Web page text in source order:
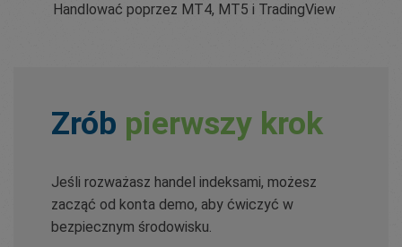
Handlować poprzez MT4, MT5 i TradingView
Zrób pierwszy krok
Jeśli rozważasz handel indeksami, możesz
zacząć od konta demo, aby ćwiczyć w
bezpiecznym środowisku.